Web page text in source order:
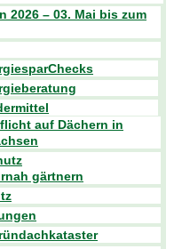
2026 – 03. Mai bis zum
auf Dächern in
gärtnern